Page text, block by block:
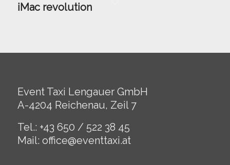
iMac revolution
Event Taxi Lengauer GmbH
A-4204 Reichenau, Zeil 7
Tel.: +43 650 / 522 38 45
Mail: office@eventtaxi.at